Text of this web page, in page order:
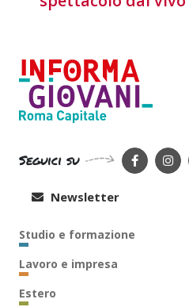
Seguici su
Newsletter
Studio e formazione
Lavoro e impresa
Estero